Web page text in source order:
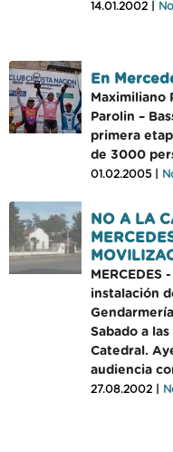
14.01.2002 |
En
Maximiliano
Parolin –
primera
de 3000
01.02.2005 |
NO A LA
instalación
Sabado a
Catedral.
audiencia
27.08.2002 |